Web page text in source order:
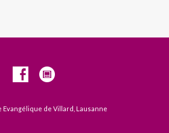
Evangélique de Villard, Lausanne